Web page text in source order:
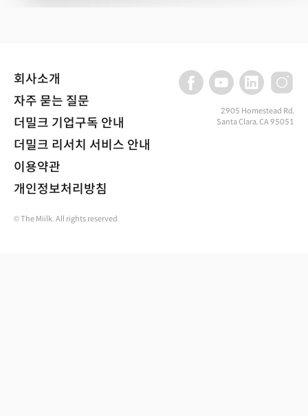
회사소개
자주 묻는 질문
더밀크 기업구독 안내
더밀크 리서치 서비스 안내
이용약관
개인정보처리방침
2905 Homestead Rd,
Santa Clara, CA 95051
© The Miilk. All rights reserved.